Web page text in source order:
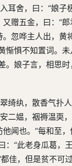
耳舍，曰：“娘子
赠五金，曰：“郎
忽哗主人出，黄
惭惧不知置词。
娘子言，相思时
绮纨，散香气扑
二媪，裀褥温耎
闻也。”每和至，
“此老身瓜葛，
佳，但是贫不可